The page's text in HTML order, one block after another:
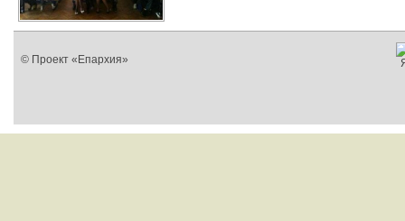
© Проект «Епархия»